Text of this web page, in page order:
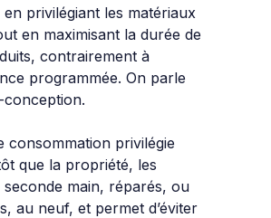
privilégiant les matériaux
en maximisant la durée de
contrairement à
programmée. On parle
conception.
consommation privilégie
que la propriété, les
seconde main, réparés, ou
au neuf, et permet d’éviter